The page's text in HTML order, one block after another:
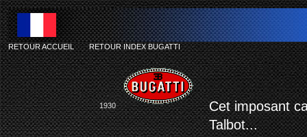
RETOUR ACCUEIL-RETOUR INDEX BUGATTI
1930
Cet imposant
Talbot...